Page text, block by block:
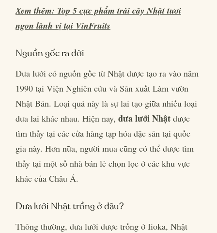
Xem thêm: Top 5 cực phẩm trái cây Nhật tươi
ngon lành vị tại VinFruits
Nguồn gốc ra đời
Dưa lưới có nguồn gốc từ Nhật được tạo ra vào năm
1990 tại Viện Nghiên cứu và Sản xuất Làm vườn
Nhật Bản. Loại quả này là sự lai tạo giữa nhiều loại
dưa lai khác nhau. Hiện nay, dưa lưới Nhật được
tìm thấy tại các cửa hàng tạp hóa đặc sản tại quốc
gia này. Hơn nữa, người mua cũng có thể được tìm
thấy tại một số nhà bán lẻ chọn lọc ở các khu vực
khác của Châu Á.
Dưa lưới Nhật trồng ở đâu?
Thông thường, dưa lưới được trồng ở Iioka, Nhật